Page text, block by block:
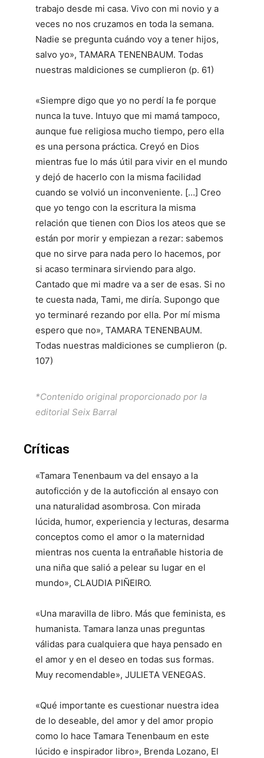
trabajo desde mi casa. Vivo con mi novio y a
veces no nos cruzamos en toda la semana.
Nadie se pregunta cuándo voy a tener hijos,
salvo yo», TAMARA TENENBAUM. Todas
nuestras maldiciones se cumplieron (p. 61)
«Siempre digo que yo no perdí la fe porque
nunca la tuve. Intuyo que mi mamá tampoco,
aunque fue religiosa mucho tiempo, pero ella
es una persona práctica. Creyó en Dios
mientras fue lo más útil para vivir en el mundo
y dejó de hacerlo con la misma facilidad
cuando se volvió un inconveniente. […] Creo
que yo tengo con la escritura la misma
relación que tienen con Dios los ateos que se
están por morir y empiezan a rezar: sabemos
que no sirve para nada pero lo hacemos, por
si acaso terminara sirviendo para algo.
Cantado que mi madre va a ser de esas. Si no
te cuesta nada, Tami, me diría. Supongo que
yo terminaré rezando por ella. Por mí misma
espero que no», TAMARA TENENBAUM.
Todas nuestras maldiciones se cumplieron (p.
107)
*Contenido original proporcionado por la
editorial Seix Barral
Críticas
«Tamara Tenenbaum va del ensayo a la
autoficción y de la autoficción al ensayo con
una naturalidad asombrosa. Con mirada
lúcida, humor, experiencia y lecturas, desarma
conceptos como el amor o la maternidad
mientras nos cuenta la entrañable historia de
una niña que salió a pelear su lugar en el
mundo», CLAUDIA PIÑEIRO.
«Una maravilla de libro. Más que feminista, es
humanista. Tamara lanza unas preguntas
válidas para cualquiera que haya pensado en
el amor y en el deseo en todas sus formas.
Muy recomendable», JULIETA VENEGAS.
«Qué importante es cuestionar nuestra idea
de lo deseable, del amor y del amor propio
como lo hace Tamara Tenenbaum en este
lúcido e inspirador libro», Brenda Lozano, El